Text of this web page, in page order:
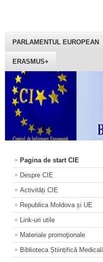
PARLAMENTUL EUROPEAN
ERASMUS+
Pagina de start CIE
Despre CIE
Activități CIE
Republica Moldova și UE
Link-uri utile
Materiale promoţionale
Biblioteca Științifică